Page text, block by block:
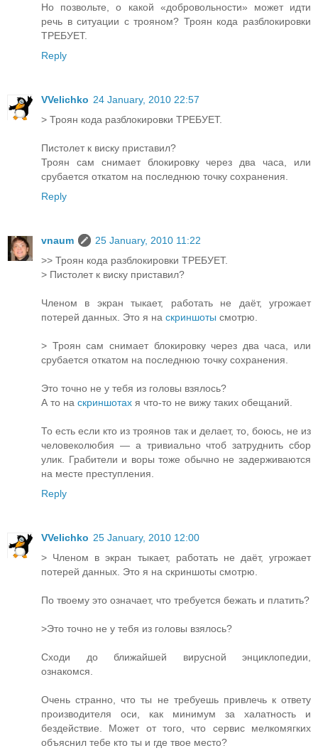
Но позвольте, о какой «добровольности» может идти
речь в ситуации с трояном? Троян кода разблокировки
ТРЕБУЕТ.
Reply
VVelichko 24 January, 2010 22:57
> Троян кода разблокировки ТРЕБУЕТ.
Пистолет к виску приставил?
Троян сам снимает блокировку через два часа, или
срубается откатом на последнюю точку сохранения.
Reply
vnaum
25 January, 2010 11:22
>> Троян кода разблокировки ТРЕБУЕТ.
> Пистолет к виску приставил?
Членом в экран тыкает, работать не даёт, угрожает
потерей данных. Это я на скриншоты смотрю.
> Троян сам снимает блокировку через два часа, или
срубается откатом на последнюю точку сохранения.
Это точно не у тебя из головы взялось?
А то на скриншотах я что-то не вижу таких обещаний.
То есть если кто из троянов так и делает, то, боюсь, не из
человеколюбия — а тривиально чтоб затруднить сбор
улик. Грабители и воры тоже обычно не задерживаются
на месте преступления.
Reply
VVelichko 25 January, 2010 12:00
> Членом в экран тыкает, работать не даёт, угрожает
потерей данных. Это я на скриншоты смотрю.
По твоему это означает, что требуется бежать и платить?
>Это точно не у тебя из головы взялось?
Сходи до ближайшей вирусной энциклопедии,
ознакомся.
Очень странно, что ты не требуешь привлечь к ответу
производителя оси, как минимум за халатность и
бездействие. Может от того, что сервис мелкомягких
объяснил тебе кто ты и где твое место?